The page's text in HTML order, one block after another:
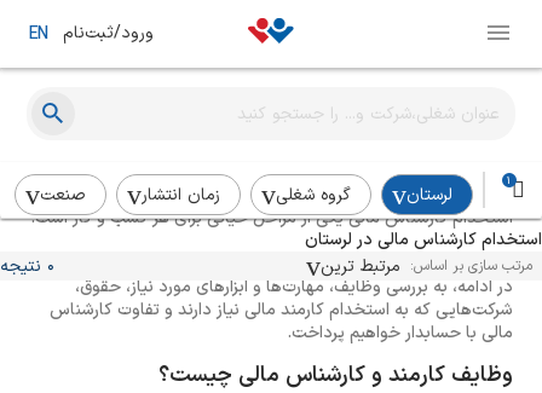
ورود/ثبت‌نام EN
1
لرستان گروه شغلی زمان انتشار
صنعت
استخدام کارشناس مالی در لرستان
مرتب سازی بر اساس: مرتبط ترین 0 نتیجه
راهنمای استخدام کارشناس مالی
استخدام کارشناس مالی یکی از مراحل حیاتی برای هر کسب و کار است.
کارشناس مالی نه تنها به مدیریت منابع مالی کمک می‌کند، بلکه نقش
مهمی در تصمیم‌گیری‌های استراتژیک و بهینه‌سازی هزینه‌ها ایفا می‌کند.
در ادامه، به بررسی وظایف، مهارت‌ها و ابزارهای مورد نیاز، حقوق،
شرکت‌هایی که به استخدام کارمند مالی نیاز دارند و تفاوت کارشناس
مالی با حسابدار خواهیم پرداخت.
وظایف کارمند و کارشناس مالی چیست؟